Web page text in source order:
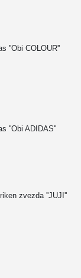
''Obi COLOUR''
''Obi ADIDAS''
zvezda ''JUJI''